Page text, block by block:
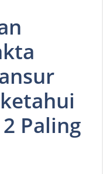
Paling